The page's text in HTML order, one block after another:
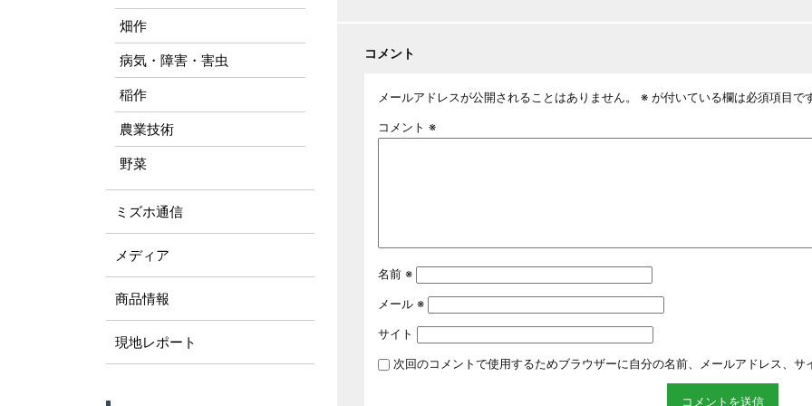
コメント
メールアドレスが公開されることはありません。 ※ が付いている欄は必須項目で
コメント ※
名前 ※
メール ※
サイト
次回のコメントで使用するためブラウザーに自分の名前、メールアドレス、サ
畑作
病気・障害・害虫
稲作
農業技術
野菜
ミズホ通信
メディア
商品情報
現地レポート